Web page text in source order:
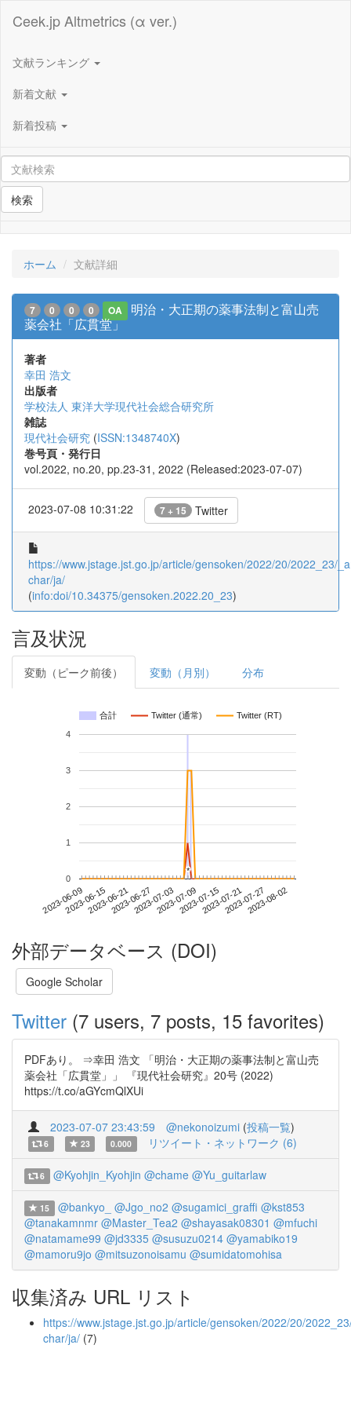
Ceek.jp Altmetrics (α ver.)
文献ランキング
新着文献
新着投稿
検索
ホーム 文献詳細
7 0 0 0 OA
明治・大正期の薬事法制と富山売
薬会社「広貫堂」
著者
幸田 浩文
出版者
学校法人 東洋大学現代社会総合研究所
雑誌
現代社会研究 (ISSN:1348740X)
巻号頁・発行日
vol.2022, no.20, pp.23-31, 2022 (Released:2023-07-07)
2023-07-08 10:31:22 7 + 15 Twitter
https://www.jstage.jst.go.jp/article/gensoken/2022/20/2022_23/
char/ja/
(info:doi/10.34375/gensoken.2022.20_23)
言及状況
変動（ピーク前後） 変動（月別） 分布
合計 Twitter (通常) Twitter (RT)
2023-06-092023-06-152023-06-212023-06-272023-07-032023-07-092023-07-152023-07-212023-07-272023-08-02
0
1
2
3
4
*
*
外部データベース (DOI)
Google Scholar
Twitter (7 users, 7 posts, 15 favorites)
PDFあり。 ⇒幸田 浩文 「明治・大正期の薬事法制と富山売
薬会社「広貫堂」」 『現代社会研究』20号 (2022)
https://t.co/aGYcmQlXUi
2023-07-07 23:43:59 @nekonoizumi (投稿一覧)
6 23 0.000 リツイート・ネットワーク (6)
6 @Kyohjin_Kyohjin @chame @Yu_guitarlaw
15 @bankyo_ @Jgo_no2 @sugamici_graffi @kst853
@tanakamnmr @Master_Tea2 @shayasak08301 @mfuchi
@natamame99 @jd3335 @susuzu0214 @yamabiko19
@mamoru9jo @mitsuzonoisamu @sumidatomohisa
収集済み URL リスト
https://www.jstage.jst.go.jp/article/gensoken/2022/20/
char/ja/ (7)